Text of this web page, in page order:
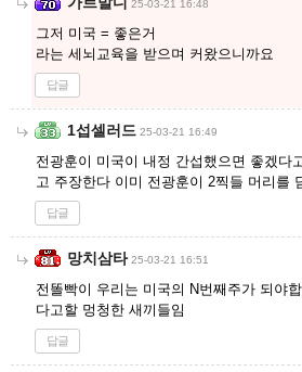
25-03-21 16:48
그저 미국 = 좋은거
라는 세뇌교육을 받으며 커왔으니까요
답글
1섭셀러드 25-03-21 16:49
전광훈이 미국이 내정 간섭했으면 좋겠다
고 주장한다 이미 전광훈이 2찍들 머리를
답글
망치삼타 25-03-21 16:51
전똘빡이 우리는 미국의 N번째주가 되야
다고할 멍청한 새끼들임
답글